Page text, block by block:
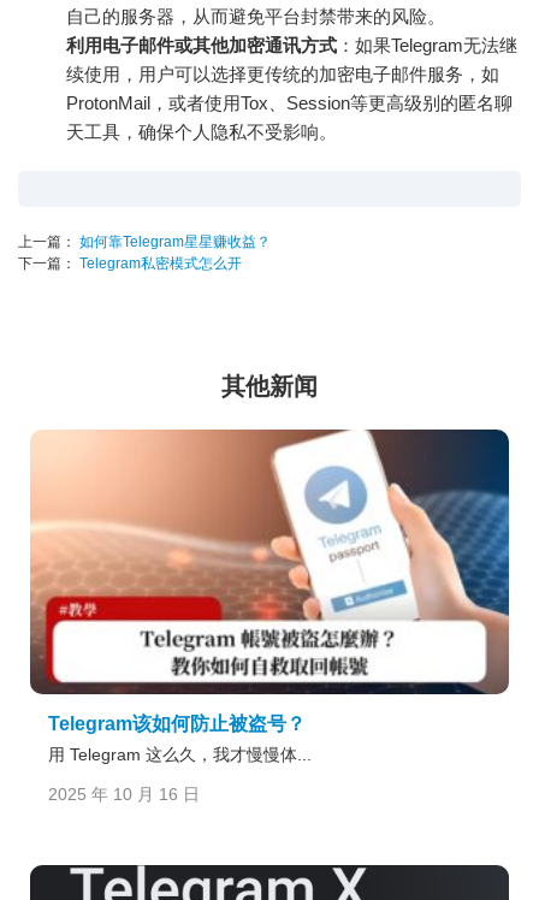
自己的服务器，从而避免平台封禁带来的风险。
利用电子邮件或其他加密通讯方式 ：如果Telegram无法继
续使用，用户可以选择更传统的加密电子邮件服务，如
ProtonMail，或者使用Tox、Session等更高级别的匿名聊
天工具，确保个人隐私不受影响。
上一篇： 如何靠Telegram星星赚收益？
下一篇： Telegram私密模式怎么开
其他新闻
Telegram该如何防止被盗号？
用 Telegram 这么久，我才慢慢体...
2025 年 10 月 16 日